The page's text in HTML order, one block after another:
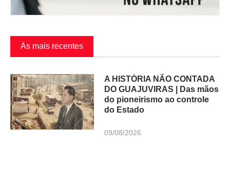
As mais recentes
A HISTÓRIA NÃO CONTADA
DO GUAJUVIRAS | Das mãos
do pioneirismo ao controle
do Estado
09/08/2026